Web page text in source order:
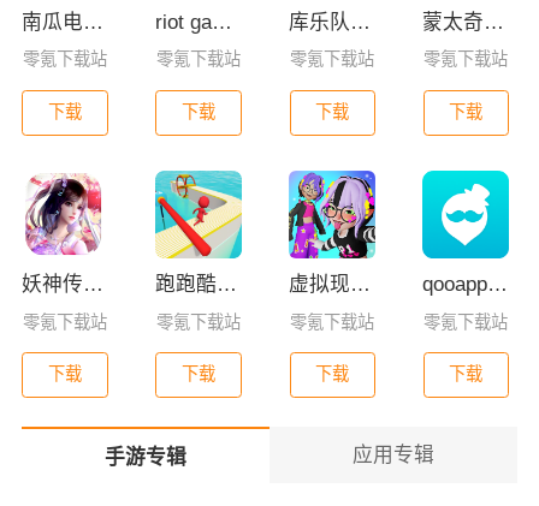
南瓜电影app下载
零氪下载站
下载
riot games拳头游戏官方app
零氪下载站
下载
库乐队app官方版下载
零氪下载站
下载
蒙太奇影视2025最新版本下载
零氪下载站
下载
妖神传GM版
零氪下载站
下载
跑跑酷闯关(Fun Race 3D)
零氪下载站
下载
虚拟现实生活模拟器
零氪下载站
下载
qooapp安卓版
零氪下载站
下载
手游专辑 应用专辑